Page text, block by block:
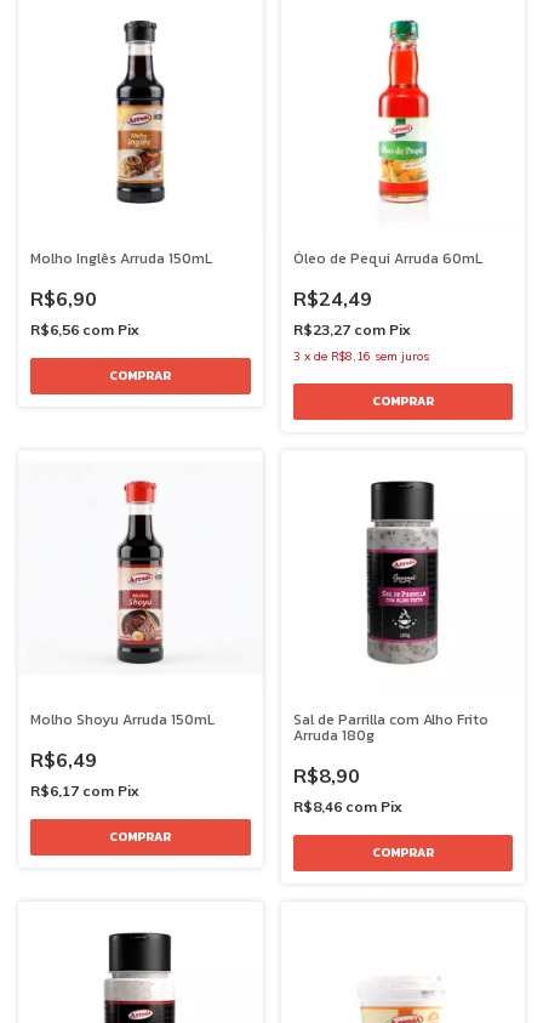
Molho Inglês Arruda 150mL
R$6,90
R$6,56 com Pix
Óleo de Pequi Arruda 60mL
R$24,49
R$23,27 com Pix
3 x de R$8,16 sem juros
Molho Shoyu Arruda 150mL
R$6,49
R$6,17 com Pix
Sal de Parrilla com Alho Frito
Arruda 180g
R$8,90
R$8,46 com Pix